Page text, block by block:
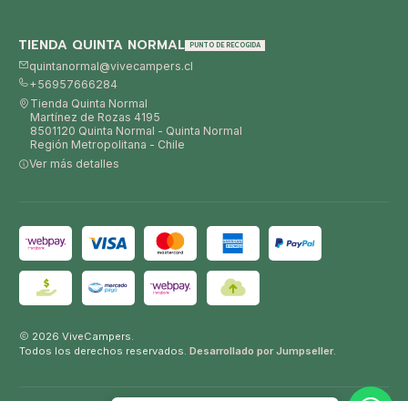
TIENDA QUINTA NORMAL PUNTO DE RECOGIDA
quintanormal@vivecampers.cl
+56957666284
Tienda Quinta Normal
Martínez de Rozas 4195
8501120 Quinta Normal - Quinta Normal
Región Metropolitana - Chile
Ver más detalles
2026 ViveCampers.
Todos los derechos reservados. Desarrollado por Jumpseller.